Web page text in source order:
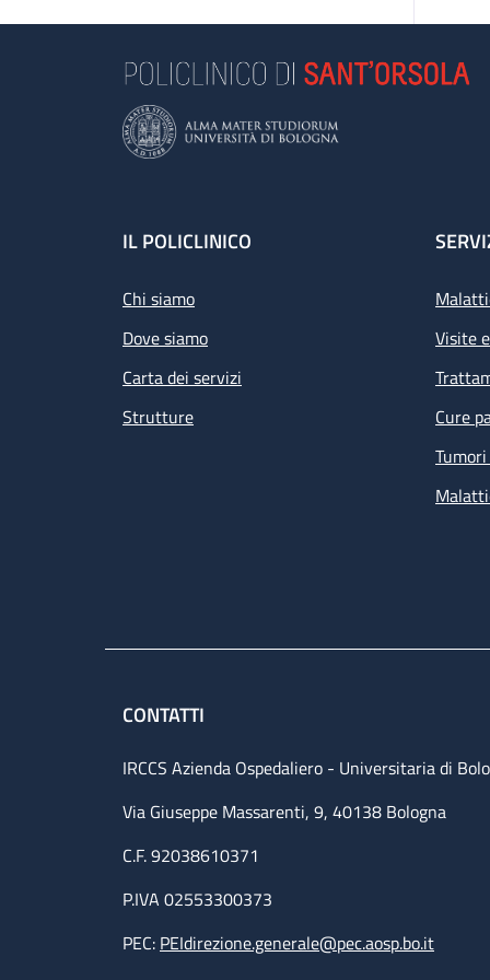
Footer
IL POLICLINICO
Chi siamo
Dove siamo
Carta dei servizi
Strutture
Visite
Cure
CONTATTI
IRCCS Azienda Ospedaliero - Universitaria di
Via Giuseppe Massarenti, 9, 40138 Bologna
C.F. 92038610371
P.IVA 02553300373
PEC: PEIdirezione.generale@pec.aosp.bo.it